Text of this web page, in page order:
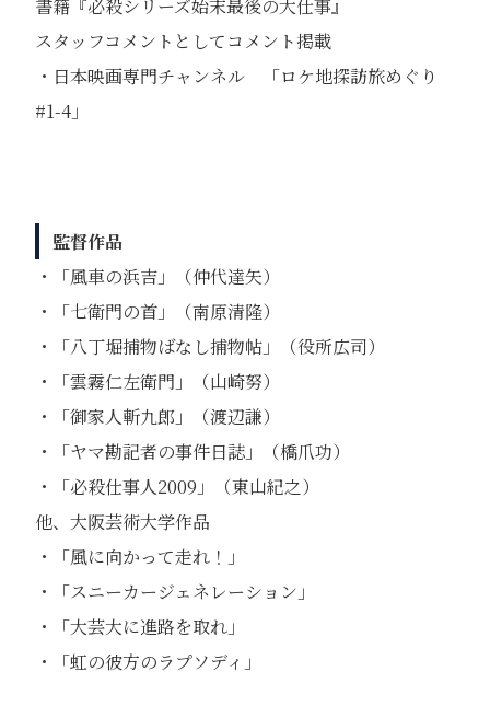
書籍『必殺シリーズ始末最後の大仕事』
スタッフコメントとしてコメント掲載
・日本映画専門チャンネル 「ロケ地探訪旅めぐり
#1-4」
監督作品
・「風車の浜吉」（仲代達矢）
・「七衛門の首」（南原清隆）
・「八丁堀捕物ばなし捕物帖」（役所広司）
・「雲霧仁左衛門」（山崎努）
・「御家人斬九郎」（渡辺謙）
・「ヤマ勘記者の事件日誌」（橋爪功）
・「必殺仕事人2009」（東山紀之）
他、大阪芸術大学作品
・「風に向かって走れ！」
・「スニーカージェネレーション」
・「大芸大に進路を取れ」
・「虹の彼方のラプソディ」